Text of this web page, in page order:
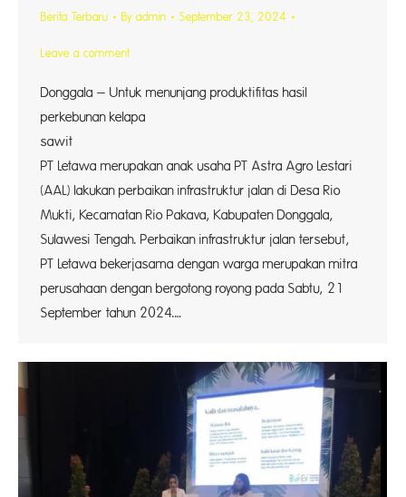
Berita Terbaru By admin September 23, 2024
Leave a comment
Donggala – Untuk menunjang produktifitas hasil
perkebunan kelapa
PT Letawa merupakan anak usaha PT Astra Agro Lestari
(AAL) lakukan perbaikan infrastruktur jalan di Desa Rio
Mukti, Kecamatan Rio Pakava, Kabupaten Donggala,
Sulawesi Tengah. Perbaikan infrastruktur jalan tersebut,
PT Letawa bekerjasama dengan warga merupakan mitra
perusahaan dengan bergotong royong pada Sabtu, 21
September tahun 2024.…